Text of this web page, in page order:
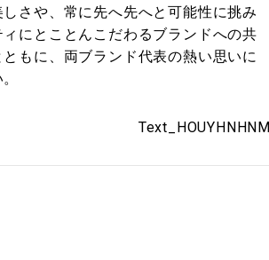
さや、常に先へ先へと可能性に挑み
にとことんこだわるブランドへの共
もに、両ブランド代表の熱い思いに
Text_HOUYHNHNM